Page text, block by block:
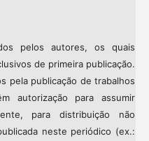
pelos autores, os quais
de primeira publicação.
pela publicação de trabalhos
autorização para assumir
para distribuição não
neste periódico (ex.: